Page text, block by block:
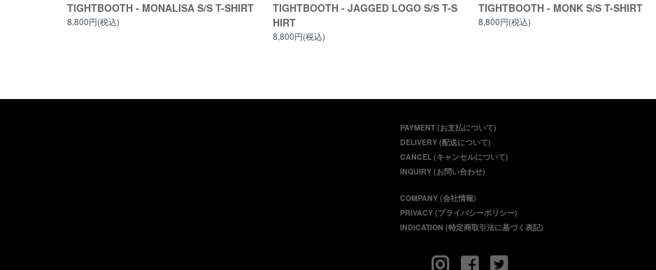
TIGHTBOOTH - MONALISA S/S T-SHIRT
8,800円(税込)
TIGHTBOOTH - JAGGED LOGO S/S T-S
HIRT
8,800円(税込)
TIGHTBOOTH - MONK S/S T-SHIRT
8,800円(税込)
PAYMENT (お支払について)
DELIVERY (配送について)
CANCEL (キャンセルについて)
INQUIRY (お問い合わせ)
COMPANY (会社情報)
PRIVACY (プライバシーポリシー)
INDICATION (特定商取引法に基づく表記)